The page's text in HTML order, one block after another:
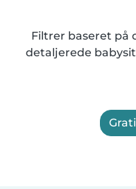
Filtrer baseret på
detaljerede